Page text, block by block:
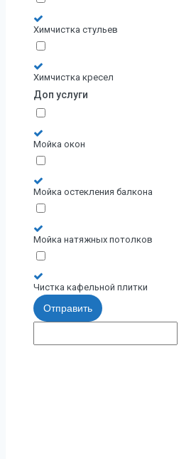
Химчистка стульев
Химчистка кресел
Доп услуги
Мойка окон
Мойка остекления балкона
Мойка натяжных потолков
Чистка кафельной плитки
Отправить